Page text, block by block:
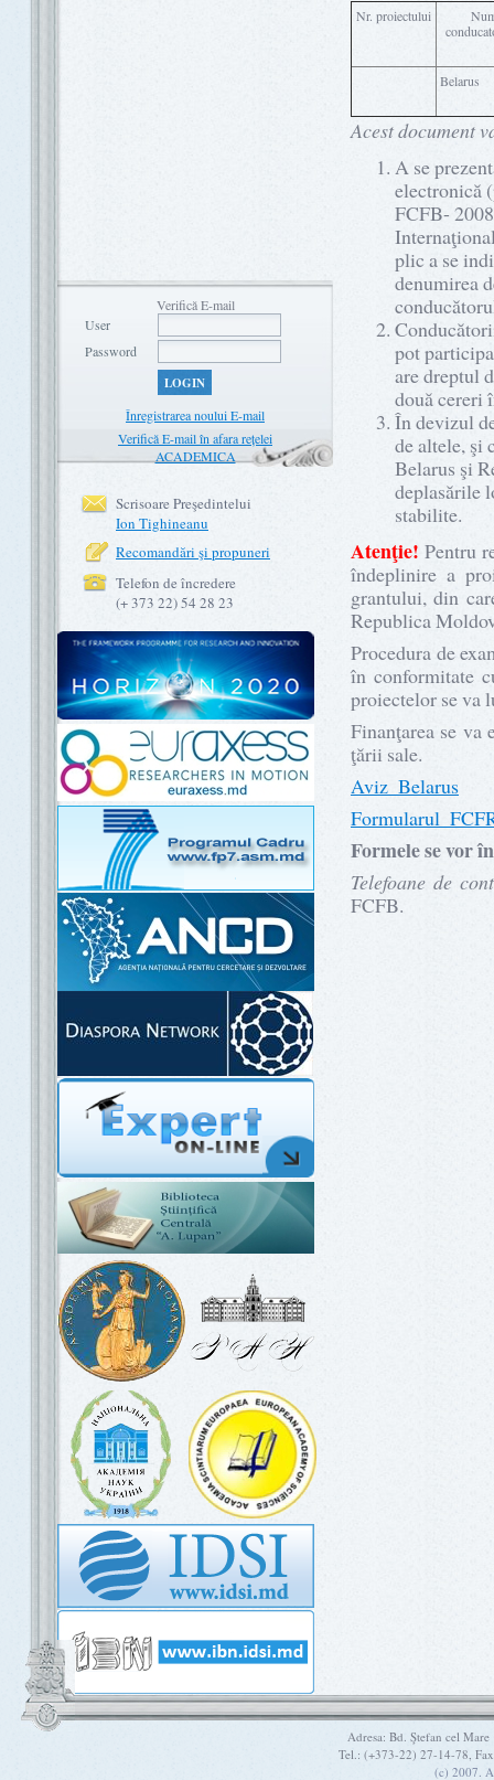
Verifică E-mail
User
Password
LOGIN
Înregistrarea noului E-mail
Verifică E-mail în afara rețelei
ACADEMICA
Scrisoare Preşedintelui
Ion Tighineanu
Recomandări şi propuneri
Telefon de încredere
(+ 373 22) 54 28 23
Nr. proiectului
Belarus
Acest document
A se
electronică
FCFB-
plic a se
denumirea
pot
are dreptul
două cereri
În devizul
de altele, şi
Belarus şi
deplasările
stabilite.
Atenţie! Pentru
îndeplinire a
grantului, din
Republica
Procedura de
în conformitate
proiectelor se va
Finanţarea se va
ţării sale.
Aviz_Belarus
Formele se vor
Telefoane de
FCFB.
Adresa: Bd. Ştefan cel
Tel.: (+373-22) 27-14-78,
(c) 2007.